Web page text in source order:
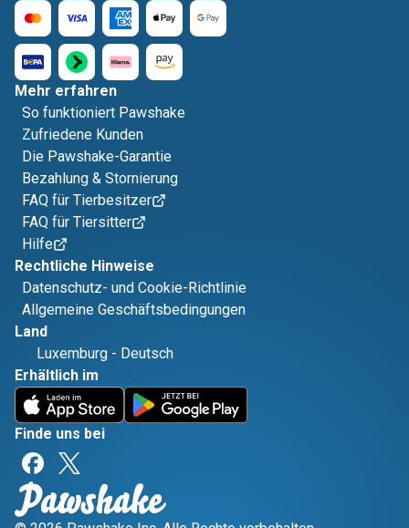
Mehr erfahren
So funktioniert Pawshake
Zufriedene Kunden
Die Pawshake-Garantie
Bezahlung & Stornierung
FAQ für Tierbesitzer
FAQ für Tiersitter
Hilfe
Rechtliche Hinweise
Datenschutz- und Cookie-Richtlinie
Allgemeine Geschäftsbedingungen
Land
Luxemburg - Deutsch
Erhältlich im
Finde uns bei